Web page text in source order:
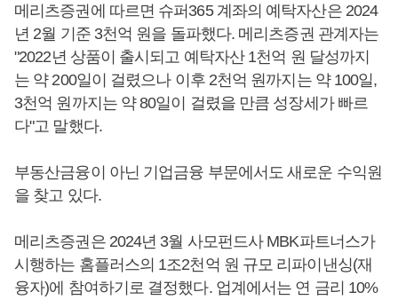
메리츠증권에 따르면 슈퍼365 계좌의 예탁자산은 2024
년 2월 기준 3천억 원을 돌파했다. 메리츠증권 관계자는
"2022년 상품이 출시되고 예탁자산 1천억 원 달성까지
는 약 200일이 걸렸으나 이후 2천억 원까지는 약 100일,
3천억 원까지는 약 80일이 걸렸을 만큼 성장세가 빠르
다"고 말했다.
부동산금융이 아닌 기업금융 부문에서도 새로운 수익원
을 찾고 있다.
메리츠증권은 2024년 3월 사모펀드사 MBK파트너스가
시행하는 홈플러스의 1조2천억 원 규모 리파이낸싱(재
융자)에 참여하기로 결정했다. 업계에서는 연 금리 10%